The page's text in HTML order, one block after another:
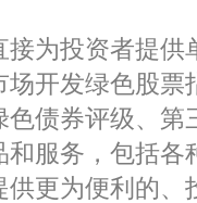
为投资者提供
开发绿色股票
债券评级、第
服务，包括各
更为便利的、